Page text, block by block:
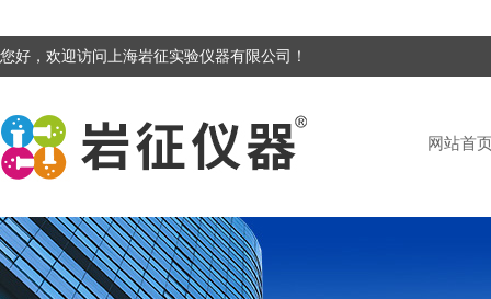
您好，欢迎访问上海岩征实验仪器有限公司！
网站首